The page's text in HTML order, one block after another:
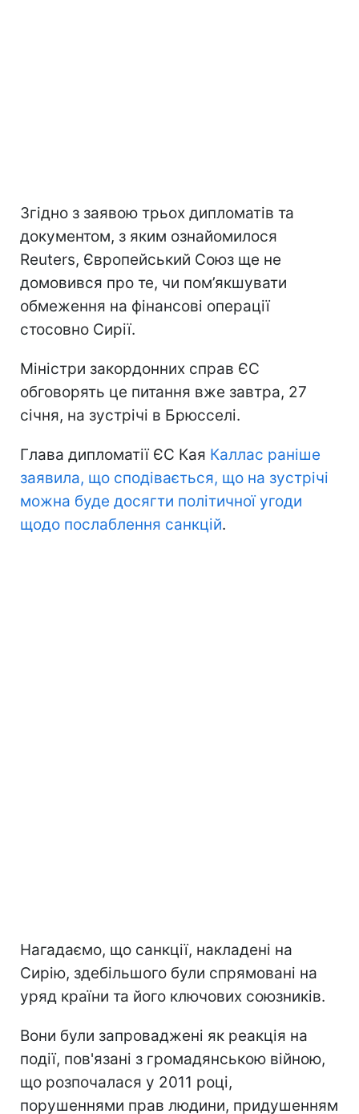
Згідно з заявою трьох дипломатів та
документом, з яким ознайомилося
Reuters, Європейський Союз ще не
домовився про те, чи пом’якшувати
обмеження на фінансові операції
стосовно Сирії.
Міністри закордонних справ ЄС
обговорять це питання вже завтра, 27
січня, на зустрічі в Брюсселі.
Глава дипломатії ЄС Кая Каллас раніше
заявила, що сподівається, що на зустрічі
можна буде досягти політичної угоди
щодо послаблення санкцій.
Нагадаємо, що санкції, накладені на
Сирію, здебільшого були спрямовані на
уряд країни та його ключових союзників.
Вони були запроваджені як реакція на
події, пов'язані з громадянською війною,
що розпочалася у 2011 році,
порушеннями прав людини, придушенням